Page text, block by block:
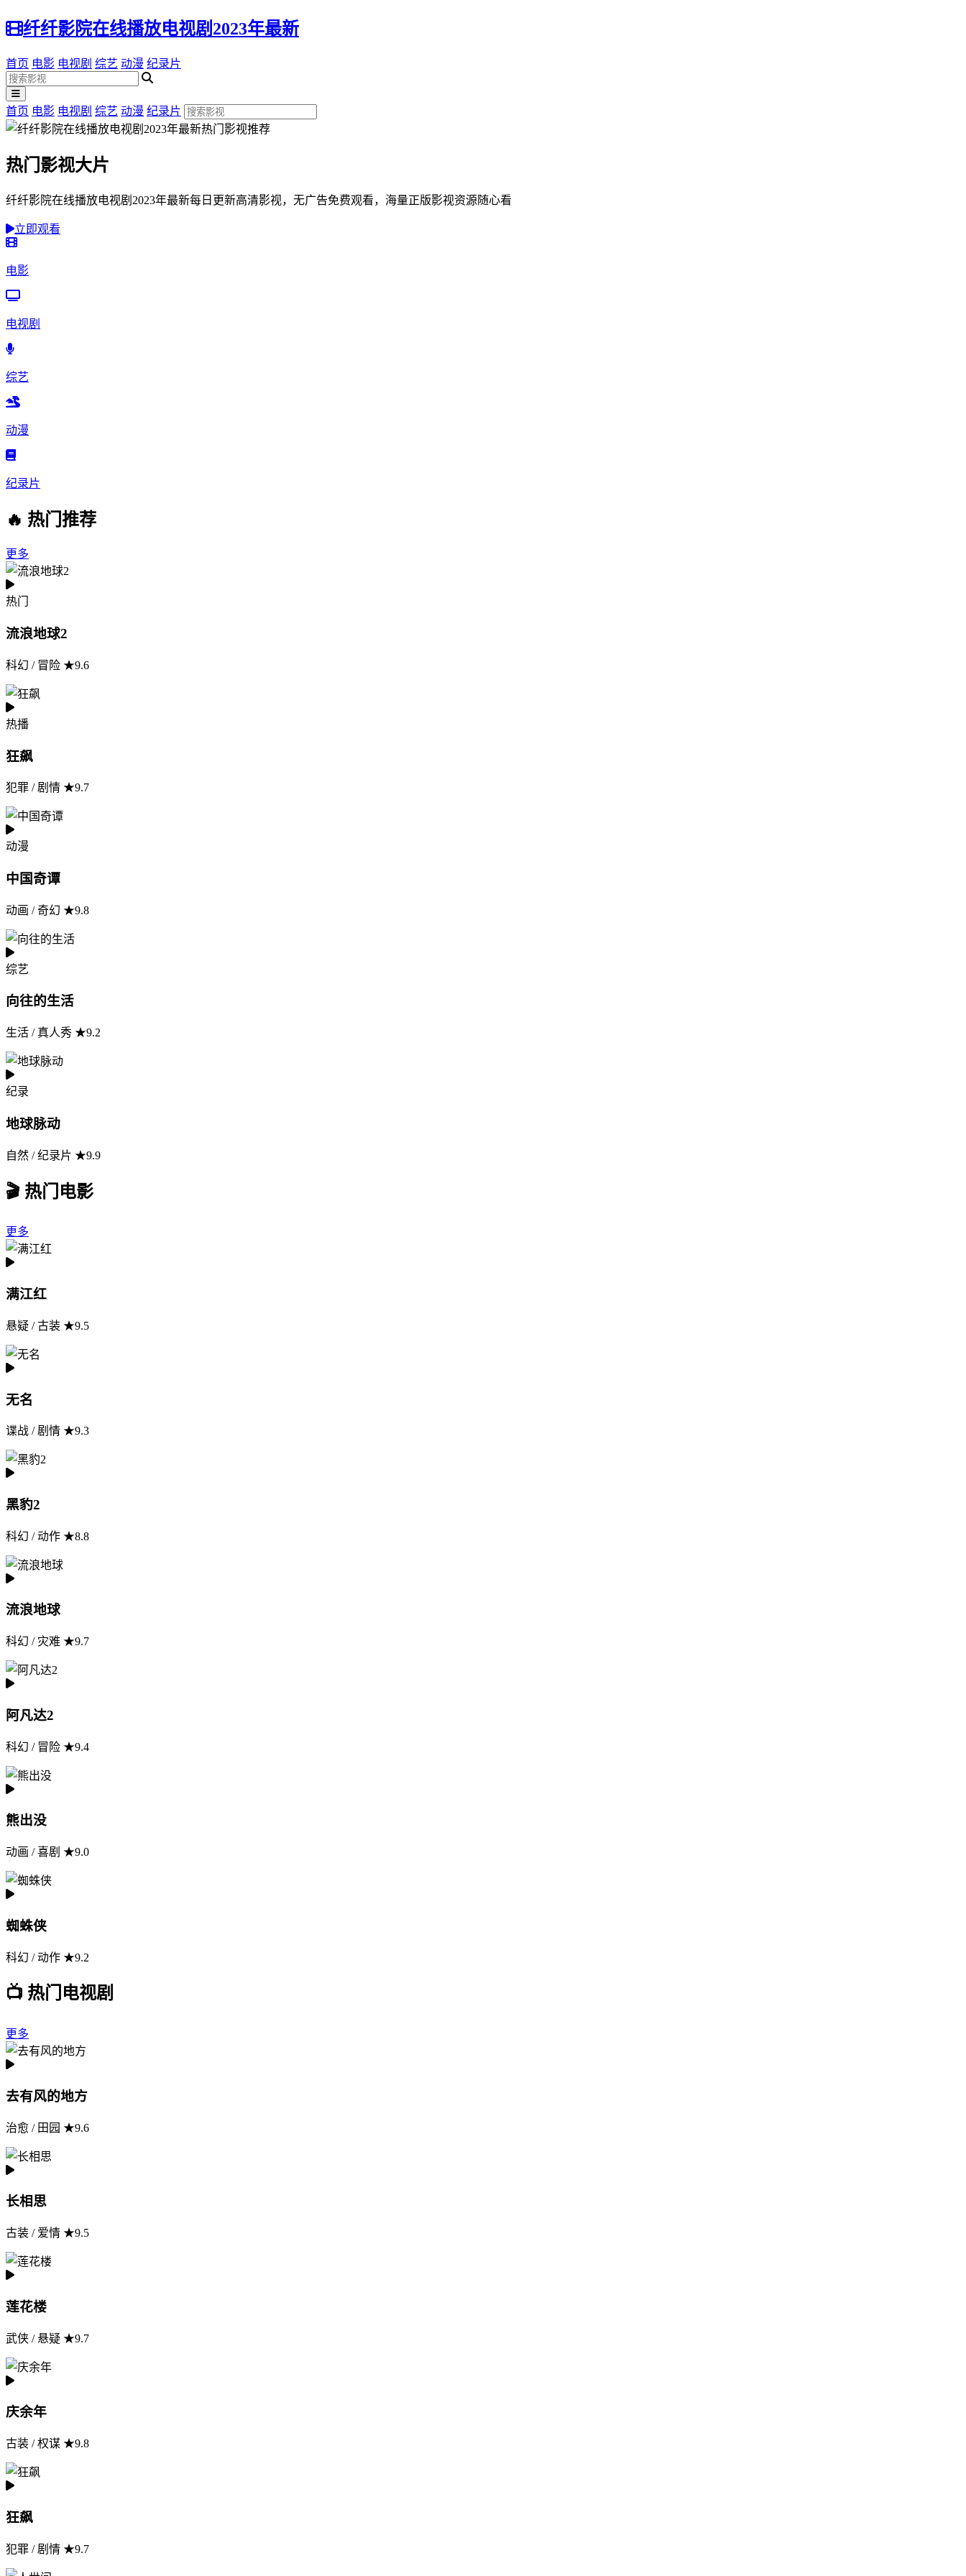
纤纤影院在线播放电视剧2023年最新
首页 电影 电视剧 综艺 动漫 纪录片
首页 电影 电视剧 综艺 动漫 纪录片
热门影视大片
纤纤影院在线播放电视剧2023年最新每日更新高清影视，无广告免费观看，海量正版影视资源随心看
立即观看
电影
电视剧
综艺
动漫
纪录片
🔥 热门推荐
更多
热门
流浪地球2
科幻 / 冒险 ★9.6
热播
狂飙
犯罪 / 剧情 ★9.7
动漫
中国奇谭
动画 / 奇幻 ★9.8
综艺
向往的生活
生活 / 真人秀 ★9.2
纪录
地球脉动
自然 / 纪录片 ★9.9
🎬 热门电影
更多
满江红
悬疑 / 古装 ★9.5
无名
谍战 / 剧情 ★9.3
黑豹2
科幻 / 动作 ★8.8
流浪地球
科幻 / 灾难 ★9.7
阿凡达2
科幻 / 冒险 ★9.4
熊出没
动画 / 喜剧 ★9.0
蜘蛛侠
科幻 / 动作 ★9.2
📺 热门电视剧
更多
去有风的地方
治愈 / 田园 ★9.6
长相思
古装 / 爱情 ★9.5
莲花楼
武侠 / 悬疑 ★9.7
庆余年
古装 / 权谋 ★9.8
狂飙
犯罪 / 剧情 ★9.7